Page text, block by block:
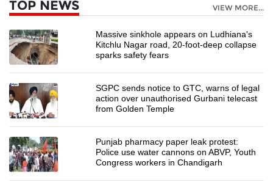
TOP NEWS VIEW MORE...
Massive sinkhole appears on Ludhiana's
Kitchlu Nagar road, 20-foot-deep collapse
sparks safety fears
SGPC sends notice to GTC, warns of legal
action over unauthorised Gurbani telecast
from Golden Temple
Punjab pharmacy paper leak protest:
Police use water cannons on ABVP, Youth
Congress workers in Chandigarh